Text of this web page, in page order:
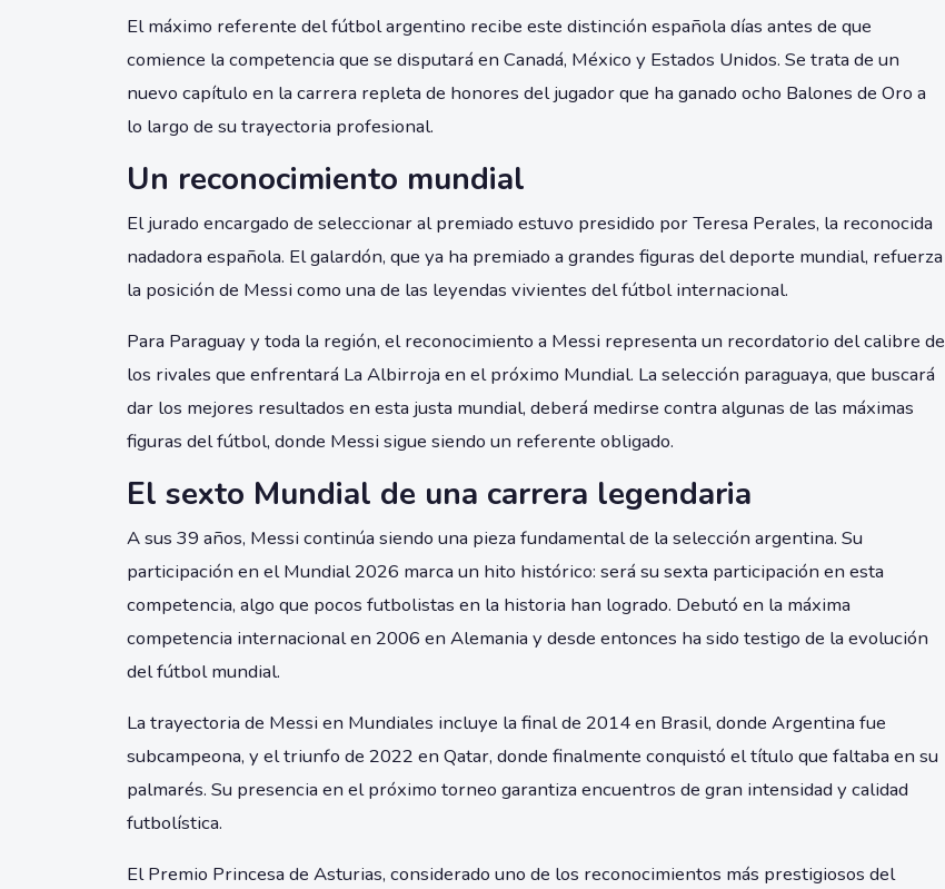
El máximo referente del fútbol argentino recibe este distinción española días antes de que
comience la competencia que se disputará en Canadá, México y Estados Unidos. Se trata de un
nuevo capítulo en la carrera repleta de honores del jugador que ha ganado ocho Balones de Oro a
lo largo de su trayectoria profesional.
Un reconocimiento mundial
El jurado encargado de seleccionar al premiado estuvo presidido por Teresa Perales, la reconocida
nadadora española. El galardón, que ya ha premiado a grandes figuras del deporte mundial, refuerza
la posición de Messi como una de las leyendas vivientes del fútbol internacional.
Para Paraguay y toda la región, el reconocimiento a Messi representa un recordatorio del calibre de
los rivales que enfrentará La Albirroja en el próximo Mundial. La selección paraguaya, que buscará
dar los mejores resultados en esta justa mundial, deberá medirse contra algunas de las máximas
figuras del fútbol, donde Messi sigue siendo un referente obligado.
El sexto Mundial de una carrera legendaria
A sus 39 años, Messi continúa siendo una pieza fundamental de la selección argentina. Su
participación en el Mundial 2026 marca un hito histórico: será su sexta participación en esta
competencia, algo que pocos futbolistas en la historia han logrado. Debutó en la máxima
competencia internacional en 2006 en Alemania y desde entonces ha sido testigo de la evolución
del fútbol mundial.
La trayectoria de Messi en Mundiales incluye la final de 2014 en Brasil, donde Argentina fue
subcampeona, y el triunfo de 2022 en Qatar, donde finalmente conquistó el título que faltaba en su
palmarés. Su presencia en el próximo torneo garantiza encuentros de gran intensidad y calidad
futbolística.
El Premio Princesa de Asturias, considerado uno de los reconocimientos más prestigiosos del